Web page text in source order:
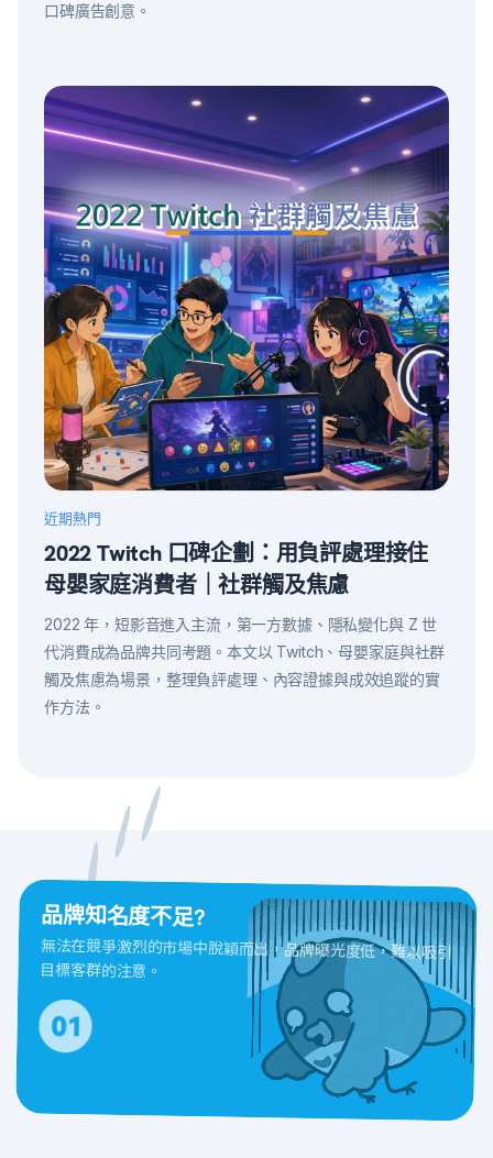
口碑廣告創意。
近期熱門
2022 Twitch 口碑企劃：用負評處理接住
母嬰家庭消費者｜社群觸及焦慮
2022 年，短影音進入主流，第一方數據、隱私變化與 Z 世
代消費成為品牌共同考題。本文以 Twitch、母嬰家庭與社群
觸及焦慮為場景，整理負評處理、內容證據與成效追蹤的實
作方法。
品牌知名度不足?
無法在競爭激烈的市場中脫穎而出，品牌曝光度低，難以吸引
目標客群的注意。